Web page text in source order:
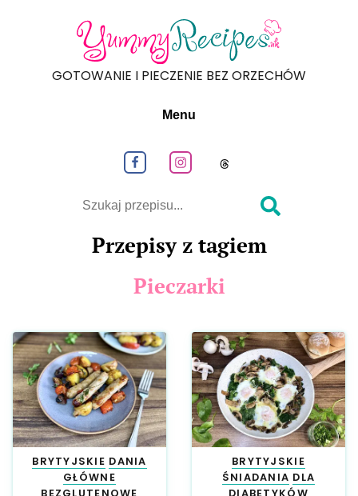
GOTOWANIE I PIECZENIE BEZ ORZECHÓW
Menu
Szukaj
Przepisy z tagiem
Pieczarki
BRYTYJSKIE DANIA
GŁÓWNE
BEZGLUTENOWE
BRYTYJSKIE
ŚNIADANIA DLA
DIABETYKÓW